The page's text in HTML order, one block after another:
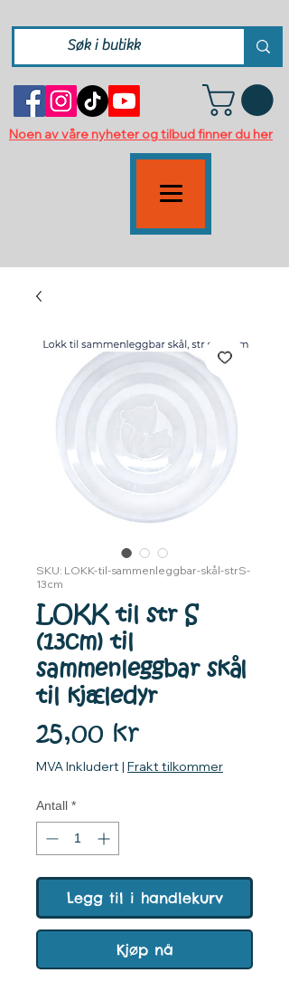
Noen av våre nyheter og tilbud finner du her
SKU: LOKK-til-sammenleggbar-skål-strS-
13cm
LOKK til str S
(13cm) til
sammenleggbar skål
til kjæledyr
25,00 krPris
MVA Inkludert | Frakt tilkommer
Antall *
Legg til i handlekurv
Kjøp nå